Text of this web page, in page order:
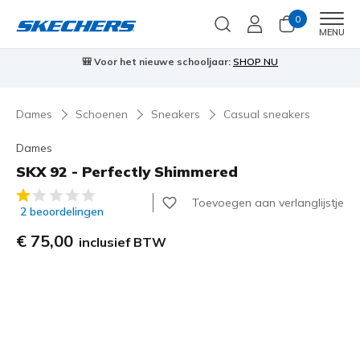
0
MENU
Skechers VIP:45 dagen retourrecht voor ledenMeld je aan
Dames Schoenen Sneakers Casual sneakers
Dames
SKX 92 - Perfectly Shimmered
4,7 van de 5 klantbeoordelingen
2 beoordelingen
Toevoegen aan verlanglijstje
€ 75,00 inclusief BTW